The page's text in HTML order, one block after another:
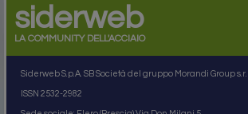
siderweb
LA COMMUNITY DELL'ACCIAIO
Siderweb S.p.A. SB Società del gruppo Morandi Group s.r.l.
ISSN 2532-2982